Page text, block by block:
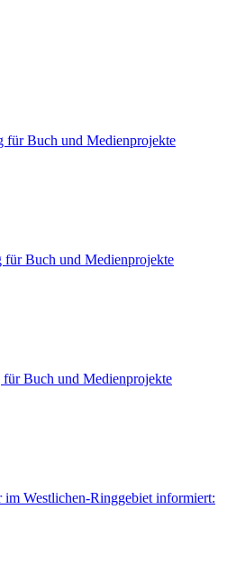
für Buch und Medienprojekte
für Buch und Medienprojekte
für Buch und Medienprojekte
im Westlichen-Ringgebiet informiert: